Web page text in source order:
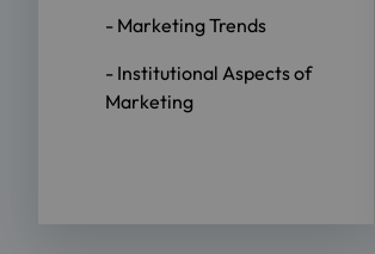
- Marketing Trends
- Institutional Aspects of
Marketing